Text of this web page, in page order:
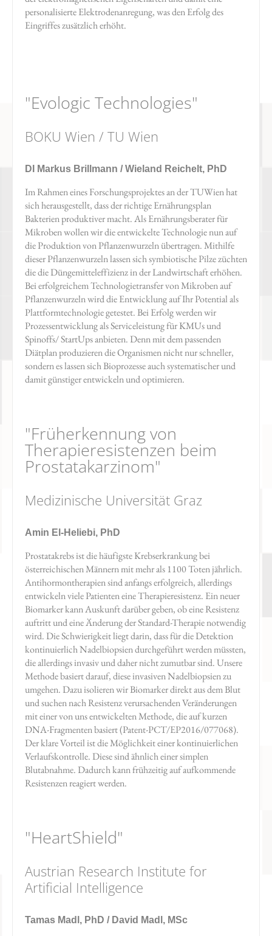
personalisierte Elektrodenanregung, was den Erfolg des
Eingriffes zusätzlich erhöht.
"Evologic Technologies"
BOKU Wien / TU Wien
DI Markus Brillmann / Wieland Reichelt, PhD
Im Rahmen eines Forschungsprojektes an der TUWien hat
sich herausgestellt, dass der richtige Ernährungsplan
Bakterien produktiver macht. Als Ernährungsberater für
Mikroben wollen wir die entwickelte Technologie nun auf
die Produktion von Pflanzenwurzeln übertragen. Mithilfe
dieser Pflanzenwurzeln lassen sich symbiotische Pilze züchten
die die Düngemitteleffizienz in der Landwirtschaft erhöhen.
Bei erfolgreichem Technologietransfer von Mikroben auf
Pflanzenwurzeln wird die Entwicklung auf Ihr Potential als
Plattformtechnologie getestet. Bei Erfolg werden wir
Prozessentwicklung als Serviceleistung für KMUs und
Spinoffs/ StartUps anbieten. Denn mit dem passenden
Diätplan produzieren die Organismen nicht nur schneller,
sondern es lassen sich Bioprozesse auch systematischer und
damit günstiger entwickeln und optimieren.
"Früherkennung von
Therapieresistenzen beim
Prostatakarzinom"
Medizinische Universität Graz
Amin El-Heliebi, PhD
Prostatakrebs ist die häufigste Krebserkrankung bei
österreichischen Männern mit mehr als 1100 Toten jährlich.
Antihormontherapien sind anfangs erfolgreich, allerdings
entwickeln viele Patienten eine Therapieresistenz. Ein neuer
Biomarker kann Auskunft darüber geben, ob eine Resistenz
auftritt und eine Änderung der Standard-Therapie notwendig
wird. Die Schwierigkeit liegt darin, dass für die Detektion
kontinuierlich Nadelbiopsien durchgeführt werden müssten,
die allerdings invasiv und daher nicht zumutbar sind. Unsere
Methode basiert darauf, diese invasiven Nadelbiopsien zu
umgehen. Dazu isolieren wir Biomarker direkt aus dem Blut
und suchen nach Resistenz verursachenden Veränderungen
mit einer von uns entwickelten Methode, die auf kurzen
DNA-Fragmenten basiert (Patent-PCT/EP2016/077068).
Der klare Vorteil ist die Möglichkeit einer kontinuierlichen
Verlaufskontrolle. Diese sind ähnlich einer simplen
Blutabnahme. Dadurch kann frühzeitig auf aufkommende
Resistenzen reagiert werden.
"HeartShield"
Austrian Research Institute for
Artificial Intelligence
Tamas Madl, PhD / David Madl, MSc